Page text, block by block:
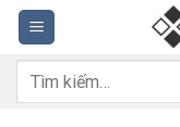
Bỏ
qua
nội
dung
Tìm